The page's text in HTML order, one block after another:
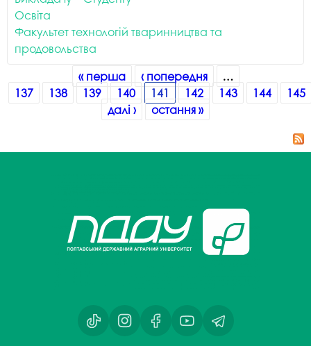
Освіта
Факультет технологій тваринництва та
продовольства
« перша ‹ попередня
…
137
138 139 140 141 142 143 144
145
далі ›
остання »